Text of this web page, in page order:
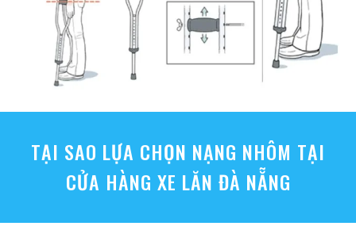
TẠI SAO LỰA CHỌN NẠNG NHÔM TẠI
CỬA HÀNG XE LĂN ĐÀ NẴNG